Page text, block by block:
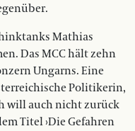
Mathias
Das MCC hält zehn
Ungarns. Eine
Politikerin,
will auch nicht zurück
Titel ›Die Gefahren